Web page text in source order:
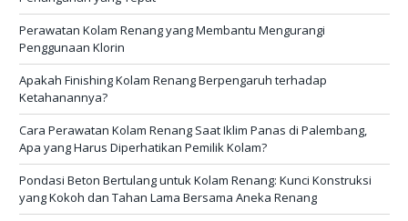
Perawatan Kolam Renang yang Membantu Mengurangi
Penggunaan Klorin
Apakah Finishing Kolam Renang Berpengaruh terhadap
Ketahanannya?
Cara Perawatan Kolam Renang Saat Iklim Panas di Palembang,
Apa yang Harus Diperhatikan Pemilik Kolam?
Pondasi Beton Bertulang untuk Kolam Renang: Kunci Konstruksi
yang Kokoh dan Tahan Lama Bersama Aneka Renang